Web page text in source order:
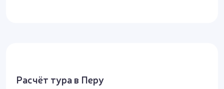
Расчёт тура в Перу